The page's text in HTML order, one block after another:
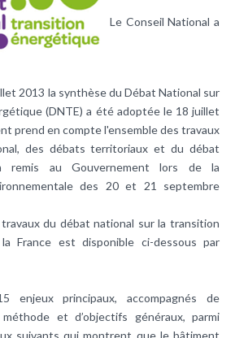
Le Conseil National a
2013 la synthèse du Débat National sur
(DNTE) a été adoptée le 18 juillet
prend en compte l'ensemble des travaux
des débats territoriaux et du débat
remis au Gouvernement lors de la
des 20 et 21 septembre
du débat national sur la transition
France est disponible ci-dessous par
enjeux principaux, accompagnés de
et d’objectifs généraux, parmi